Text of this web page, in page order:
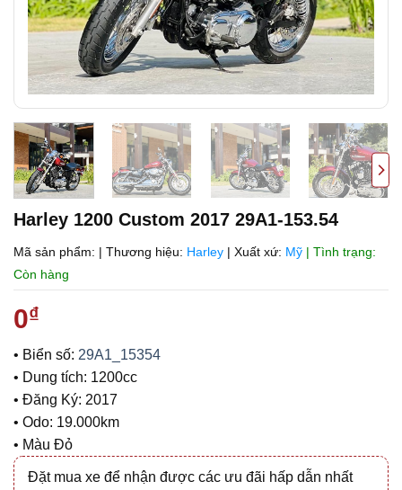
Harley 1200 Custom 2017 29A1-153.54
Mã sản phẩm: | Thương hiệu: Harley | Xuất xứ: Mỹ | Tình trạng:
Còn hàng
0₫
• Biển số: 29A1_15354
• Dung tích: 1200cc
• Đăng Ký: 2017
• Odo: 19.000km
• Màu Đỏ
Đặt mua xe để nhận được các ưu đãi hấp dẫn nhất